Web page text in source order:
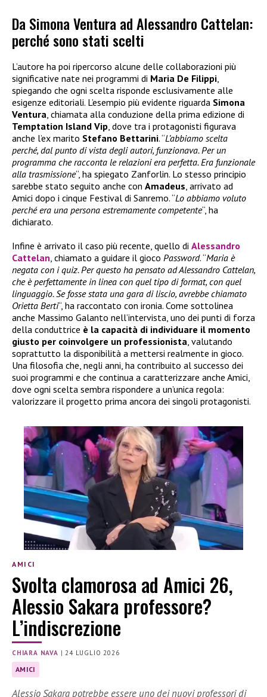
Da Simona Ventura ad Alessandro Cattelan:
perché sono stati scelti
L’autore ha poi ripercorso alcune delle collaborazioni più
significative nate nei programmi di Maria De Filippi,
spiegando che ogni scelta risponde esclusivamente alle
esigenze editoriali. L’esempio più evidente riguarda Simona
Ventura, chiamata alla conduzione della prima edizione di
Temptation Island Vip, dove tra i protagonisti figurava
anche l’ex marito Stefano Bettarini. “L’abbiamo scelta
perché, dal punto di vista degli autori, funzionava. Per un
programma che racconta le relazioni era perfetta. Era funzionale
alla trasmissione“, ha spiegato Zanforlin. Lo stesso principio
sarebbe stato seguito anche con Amadeus, arrivato ad
Amici dopo i cinque Festival di Sanremo. “Lo abbiamo voluto
perché era una persona estremamente competente“, ha
dichiarato.
Infine è arrivato il caso più recente, quello di Alessandro
Cattelan, chiamato a guidare il gioco Password. “Maria è
negata con i quiz. Per questo ha pensato ad Alessandro Cattelan,
che è perfettamente in linea con quel tipo di format, con quel
linguaggio. Se fosse stata una gara di liscio, avrebbe chiamato
Orietta Berti“, ha raccontato con ironia. Come sottolinea
anche Massimo Galanto nell’intervista, uno dei punti di forza
della conduttrice è la capacità di individuare il momento
giusto per coinvolgere un professionista, valutando
soprattutto la disponibilità a mettersi realmente in gioco.
Una filosofia che, negli anni, ha contribuito al successo dei
suoi programmi e che continua a caratterizzare anche Amici,
dove ogni scelta sembra rispondere a un’unica regola:
valorizzare il progetto prima ancora dei singoli protagonisti.
AMICI
Svolta clamorosa ad Amici 26,
Alessio Sakara professore?
L’indiscrezione
CHIARA NAVA |24 LUGLIO 2026
AMICI
Alessio Sakara potrebbe essere uno dei nuovi professori di